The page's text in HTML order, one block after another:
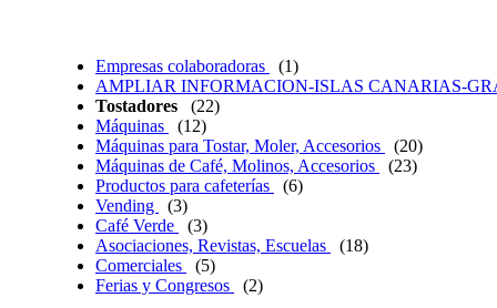
Empresas colaboradoras
(1)
AMPLIAR INFORMACION-ISLAS CANARIAS-
Tostadores
(22)
Máquinas
(12)
Máquinas para Tostar, Moler, Accesorios
(20)
Máquinas de Café, Molinos, Accesorios
(23)
Productos para cafeterías
(6)
Vending
(3)
Café Verde
(3)
Asociaciones, Revistas, Escuelas
(18)
Comerciales
(5)
Ferias y Congresos
(2)